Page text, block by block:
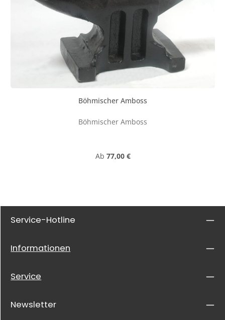
Böhmischer Amboss
Böhmischer Amboss
Regulärer Preis:
Ab 77,00 €
Service-Hotline
Informationen
Service
Newsletter